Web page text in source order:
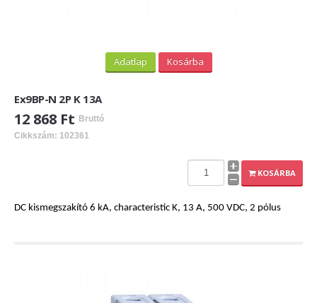
Adatlap Kosárba
Ex9BP-N 2P K 13A
12 868 Ft Bruttó
Cikkszám: 102361
KOSÁRBA
DC kismegszakító 6 kA, characteristic K, 13 A, 500 VDC, 2 pólus